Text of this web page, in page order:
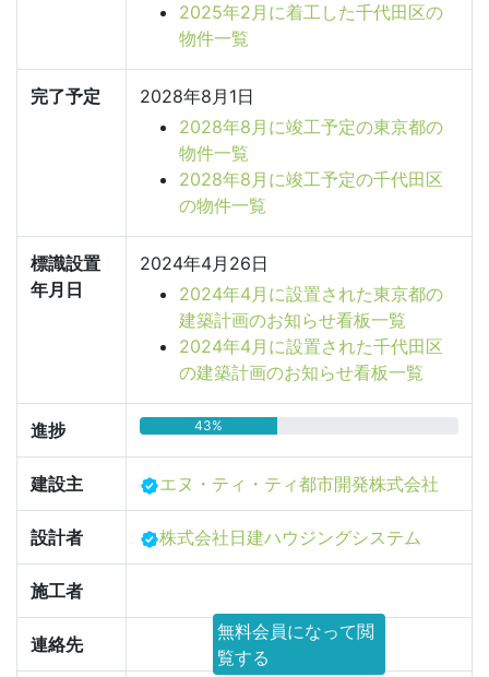
2025年2月に着工した千代田区の
物件一覧
完了予定
2028年8月1日
2028年8月に竣工予定の東京都の
物件一覧
2028年8月に竣工予定の千代田区
の物件一覧
標識設置
年月日
2024年4月26日
2024年4月に設置された東京都の
建築計画のお知らせ看板一覧
2024年4月に設置された千代田区
の建築計画のお知らせ看板一覧
進捗 43%
建設主 エヌ・ティ・ティ都市開発株式会社
設計者 株式会社日建ハウジングシステム
施工者
連絡先
無料会員になって閲
覧する